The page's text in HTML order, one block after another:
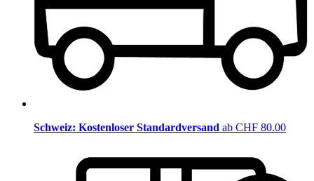
Schweiz: Kostenloser Standardversand ab CHF 80.00